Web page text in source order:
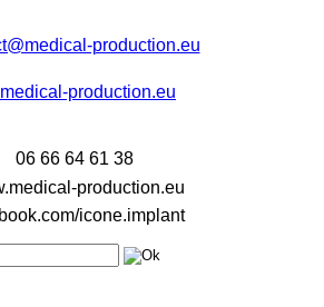
production.eu
production.eu
06 66 64 61 38
production.eu
icone.implant